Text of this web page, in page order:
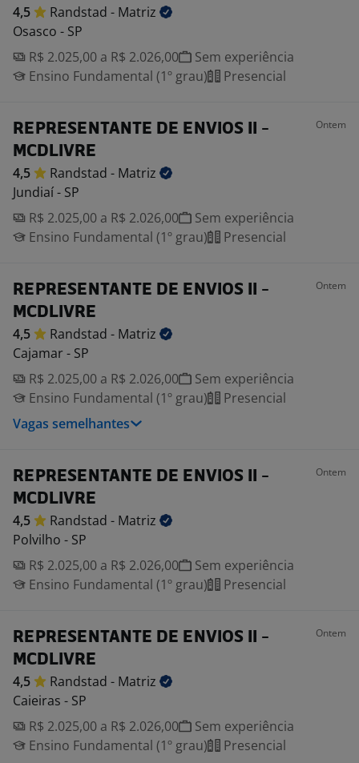
4,5 Randstad - Matriz
Osasco - SP
R$ 2.025,00 a R$ 2.026,00
Sem experiência
Ensino Fundamental (1º grau)
Presencial
REPRESENTANTE DE ENVIOS II -
MCDLIVRE
Ontem
4,5 Randstad - Matriz
Jundiaí - SP
R$ 2.025,00 a R$ 2.026,00
Sem experiência
Ensino Fundamental (1º grau)
Presencial
REPRESENTANTE DE ENVIOS II -
MCDLIVRE
Ontem
4,5 Randstad - Matriz
Cajamar - SP
R$ 2.025,00 a R$ 2.026,00
Sem experiência
Ensino Fundamental (1º grau)
Presencial
Vagas semelhantes
REPRESENTANTE DE ENVIOS II -
MCDLIVRE
Ontem
4,5 Randstad - Matriz
Polvilho - SP
R$ 2.025,00 a R$ 2.026,00
Sem experiência
Ensino Fundamental (1º grau)
Presencial
REPRESENTANTE DE ENVIOS II -
MCDLIVRE
Ontem
4,5 Randstad - Matriz
Caieiras - SP
R$ 2.025,00 a R$ 2.026,00
Sem experiência
Ensino Fundamental (1º grau)
Presencial